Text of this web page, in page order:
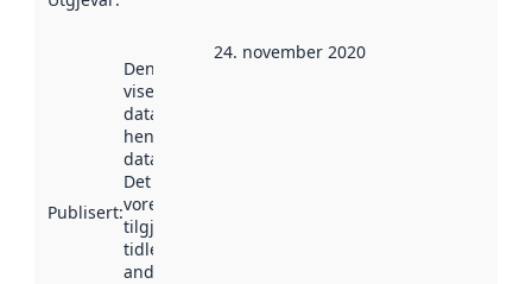
Publisert:
Denne datoen
viser når
datasettet vart
henta inn av
data.norge.no.
Det kan ha
vore
tilgjengeleg
tidlegare
andre stader.
24. november 2020